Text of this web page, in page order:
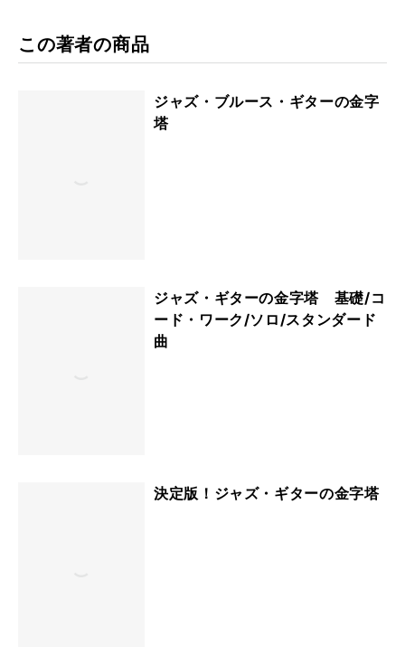
この著者の商品
ジャズ・ブルース・ギターの金字
塔
ジャズ・ギターの金字塔 基礎/コ
ード・ワーク/ソロ/スタンダード
曲
決定版！ジャズ・ギターの金字塔